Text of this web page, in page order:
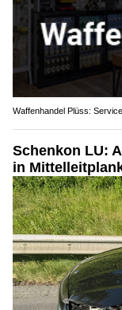
Waffenhandel Plüss:
Schenkon LU:
in